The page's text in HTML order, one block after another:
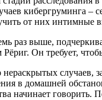
кибергруминга –
от них интимные
раз выше,
Он требует,
случаев,
в домашней
начинает